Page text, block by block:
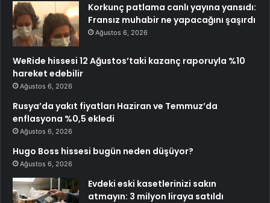
Korkunç patlama canlı yayına yansıdı:
Fransız muhabir ne yapacağını şaşırdı
Ağustos 6, 2026
WeRide hissesi 12 Ağustos’taki kazanç raporuyla %10
hareket edebilir
Ağustos 6, 2026
Rusya’da yakıt fiyatları Haziran ve Temmuz’da
enflasyona %0,5 ekledi
Ağustos 6, 2026
Hugo Boss hissesi bugün neden düşüyor?
Ağustos 6, 2026
Evdeki eski kasetlerinizi sakın
atmayın: 3 milyon liraya satıldı